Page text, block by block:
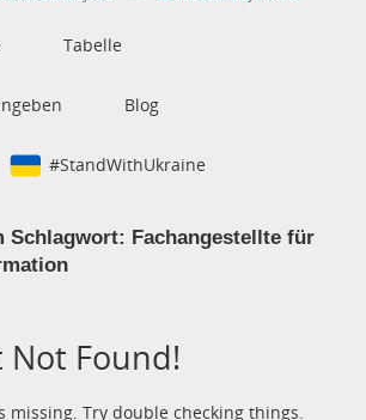
Tabelle
Blog
#StandWithUkraine
Schlagwort: Fachangestellte für
Not Found!
missing. Try double checking things.